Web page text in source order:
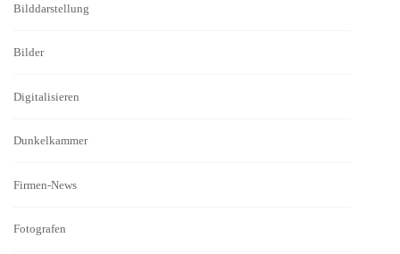
Bilddarstellung
Bilder
Digitalisieren
Dunkelkammer
Firmen-News
Fotografen